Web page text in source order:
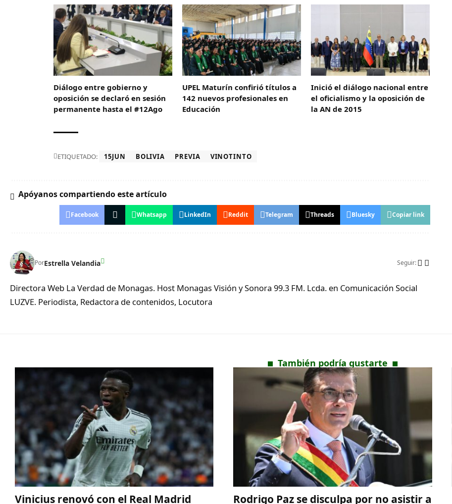
Diálogo entre gobierno y
oposición se declaró en sesión
permanente hasta el #12Ago
UPEL Maturín confirió títulos a
142 nuevos profesionales en
Educación
Inició el diálogo nacional entre
el oficialismo y la oposición de
la AN de 2015
ETIQUETADO: 15JUN BOLIVIA PREVIA VINOTINTO
Apóyanos compartiendo este artículo
Facebook Whatsapp LinkedIn Reddit Telegram Threads Bluesky Copiar link
PorEstrella Velandia Seguir:
Directora Web La Verdad de Monagas. Host Monagas Visión y Sonora 99.3 FM. Lcda. en Comunicación Social
LUZVE. Periodista, Redactora de contenidos, Locutora
También podría gustarte
Vinicius renovó con el Real Madrid Rodrigo Paz se disculpa por no asistir a